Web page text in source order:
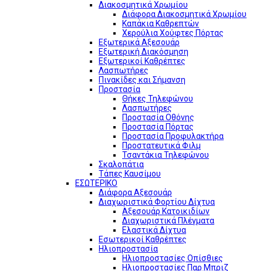
Διακοσμητικά Χρωμίου
Διάφορα Διακοσμητικά Χρωμίου
Καπάκια Καθρεπτών
Χερούλια Χούφτες Πόρτας
Εξωτερικά Αξεσουάρ
Εξωτερική Διακόσμηση
Εξωτερικοί Καθρέπτες
Λασπωτήρες
Πινακίδες και Σήμανση
Προστασία
Θήκες Τηλεφώνου
Λασπωτήρες
Προστασία Οθόνης
Προστασία Πόρτας
Προστασία Προφυλακτήρα
Προστατευτικά Φιλμ
Τσαντάκια Τηλεφώνου
Σκαλοπάτια
Τάπες Καυσίμου
ΕΣΩΤΕΡΙΚΟ
Διάφορα Αξεσουάρ
Διαχωριστικά Φορτίου Δίχτυα
Αξεσουάρ Κατοικιδίων
Διαχωριστικά Πλέγματα
Ελαστικά Δίχτυα
Εσωτερικοί Καθρέπτες
Ηλιοπροστασία
Ηλιοπροστασίες Οπίσθιες
Ηλιοπροστασίες Παρ Μπριζ